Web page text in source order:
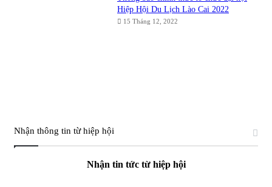
Hiệp Hội Du Lịch Lào Cai 2022
15 Tháng 12, 2022
Nhận thông tin từ hiệp hội
Nhận tin tức từ hiệp hội